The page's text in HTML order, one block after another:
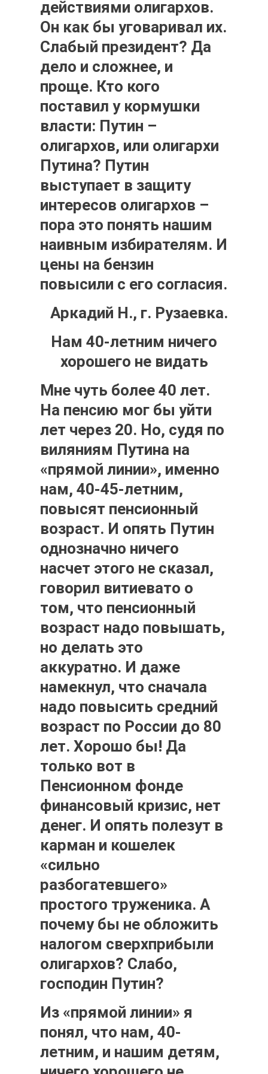
действиями олигархов.
Он как бы уговаривал их.
Слабый президент? Да
дело и сложнее, и
проще. Кто кого
поставил у кормушки
власти: Путин –
олигархов, или олигархи
Путина? Путин
выступает в защиту
интересов олигархов –
пора это понять нашим
наивным избирателям. И
цены на бензин
повысили с его согласия.
Аркадий Н., г. Рузаевка.
Нам 40-летним ничего
хорошего не видать
Мне чуть более 40 лет.
На пенсию мог бы уйти
лет через 20. Но, судя по
виляниям Путина на
«прямой линии», именно
нам, 40-45-летним,
повысят пенсионный
возраст. И опять Путин
однозначно ничего
насчет этого не сказал,
говорил витиевато о
том, что пенсионный
возраст надо повышать,
но делать это
аккуратно. И даже
намекнул, что сначала
надо повысить средний
возраст по России до 80
лет. Хорошо бы! Да
только вот в
Пенсионном фонде
финансовый кризис, нет
денег. И опять полезут в
карман и кошелек
«сильно
разбогатевшего»
простого труженика. А
почему бы не обложить
налогом сверхприбыли
олигархов? Слабо,
господин Путин?
Из «прямой линии» я
понял, что нам, 40-
летним, и нашим детям,